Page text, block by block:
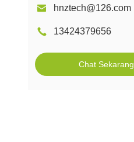
hnztech@126.com
13424379656
Chat Sekarang